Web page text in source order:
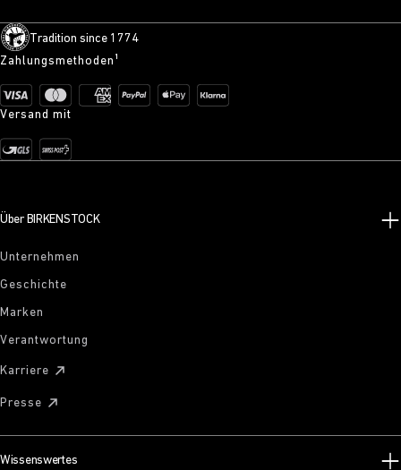
Tradition since 1774
Zahlungsmethoden¹
Versand mit
Über BIRKENSTOCK
Unternehmen
Geschichte
Marken
Verantwortung
Karriere
Presse
Wissenswertes